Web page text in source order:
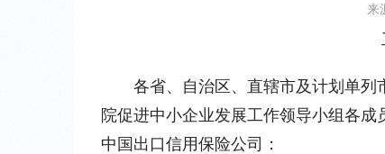
来
各省、自治区、直辖市及计划单
院促进中小企业发展工作领导小组各
中国出口信用保险公司：